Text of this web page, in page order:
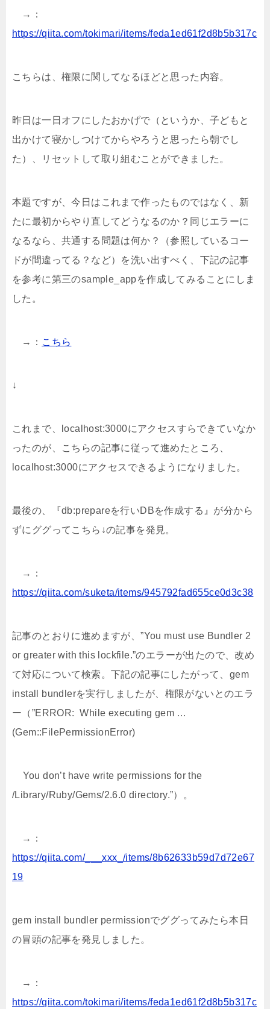
→：
https://qiita.com/tokimari/items/feda1ed61f2d8b5b317c
こちらは、権限に関してなるほどと思った内容。
昨日は一日オフにしたおかげで（というか、子どもと
出かけて寝かしつけてからやろうと思ったら朝でし
た）、リセットして取り組むことができました。
本題ですが、今日はこれまで作ったものではなく、新
たに最初からやり直してどうなるのか？同じエラーに
なるなら、共通する問題は何か？（参照しているコー
ドが間違ってる？など）を洗い出すべく、下記の記事
を参考に第三のsample_appを作成してみることにしま
した。
→： こちら
↓
これまで、localhost:3000にアクセスすらできていなか
ったのが、こちらの記事に従って進めたところ、
localhost:3000にアクセスできるようになりました。
最後の、『db:prepareを行いDBを作成する』が分から
ずにググってこちら↓の記事を発見。
→：
https://qiita.com/suketa/items/945792fad655ce0d3c38
記事のとおりに進めますが、”You must use Bundler 2
or greater with this lockfile.”のエラーが出たので、改め
て対応について検索。下記の記事にしたがって、gem
install bundlerを実行しましたが、権限がないとのエラ
ー（”ERROR: While executing gem …
(Gem::FilePermissionError)
You don’t have write permissions for the
/Library/Ruby/Gems/2.6.0 directory.”）。
→：
https://qiita.com/___xxx_/items/8b62633b59d7d72e67
19
gem install bundler permissionでググってみたら本日
の冒頭の記事を発見しました。
→：
https://qiita.com/tokimari/items/feda1ed61f2d8b5b317c